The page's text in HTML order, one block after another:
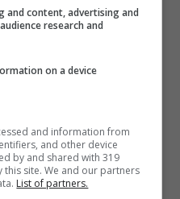
ha voluto
valutazione. Ebbene,
la diminuzione dei
ridotta nei
un animale domestico.
portato alla scoperta del
un cane da
and content, advertising and
research and
on a device
and information from
and other device
by and shared with 319
site. We and our partners
List of partners.